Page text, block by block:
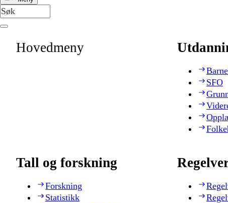
Hovedmeny
SFO
Tall og forskning
Forskning
Statistikk